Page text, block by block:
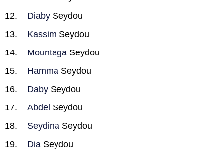
Diaby Seydou
Kassim Seydou
Mountaga Seydou
Hamma Seydou
Daby Seydou
Abdel Seydou
Seydina Seydou
Dia Seydou